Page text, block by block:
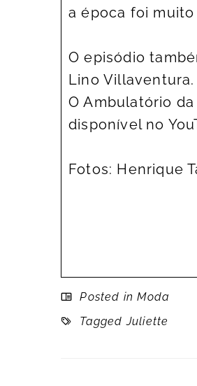
a época foi
O episódio
Lino Villaventura.
O Ambulatório
disponível no
Fotos: Henrique
Posted inModa
TaggedJuliette